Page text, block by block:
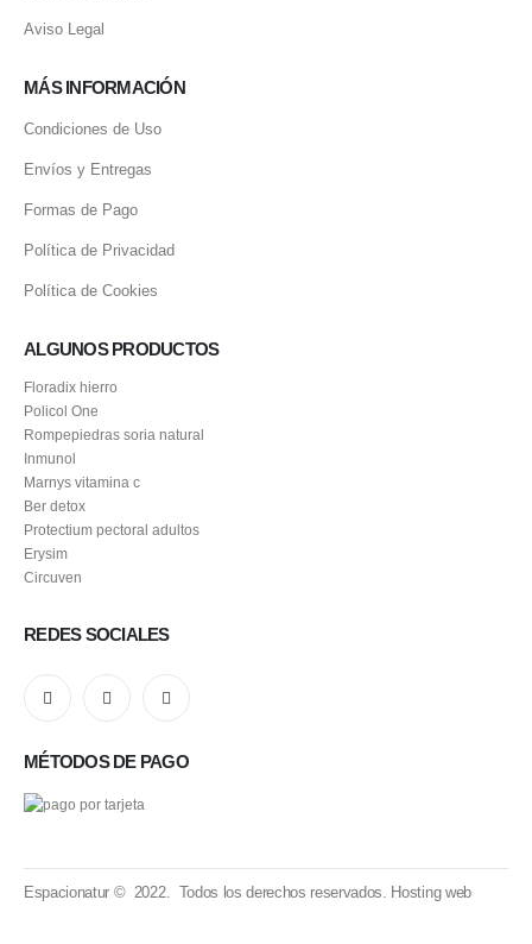
Aviso Legal
MÁS INFORMACIÓN
Condiciones de Uso
Envíos y Entregas
Formas de Pago
Política de Privacidad
Política de Cookies
ALGUNOS PRODUCTOS
Floradix hierro
Policol One
Rompepiedras soria natural
Inmunol
Marnys vitamina c
Ber detox
Protectium pectoral adultos
Erysim
Circuven
REDES SOCIALES
MÉTODOS DE PAGO
Espacionatur © 2022. Todos los derechos reservados. Hosting web